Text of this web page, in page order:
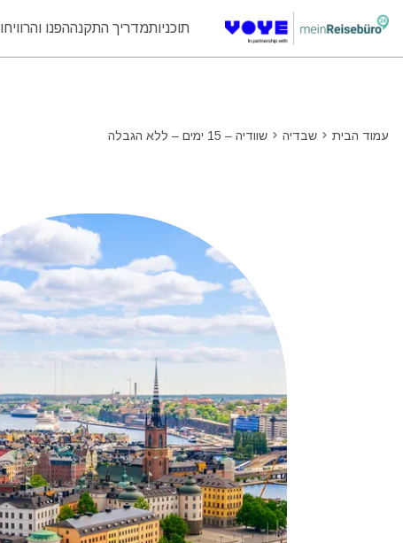
תוכניותמדריך התקנההפנו והרוויחו
עמוד הבית שבדיה שוודיה – 15 ימים – ללא הגבלה